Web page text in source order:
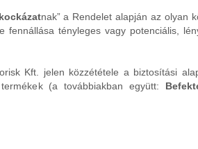
nak” a Rendelet alapján az olyan
tényleges vagy potenciális,
Kft. jelen közzététele a biztosítási
(a továbbiakban együtt: